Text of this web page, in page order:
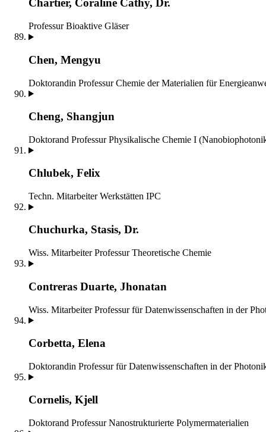
Chartier, Coraline Cathy, Dr.
Professur Bioaktive Gläser
Chen, Mengyu
Doktorandin Professur Chemie der Materialien für
Cheng, Shangjun
Doktorand Professur Physikalische Chemie I
Chlubek, Felix
Techn. Mitarbeiter Werkstätten IPC
Chuchurka, Stasis, Dr.
Wiss. Mitarbeiter Professur Theoretische Chemie
Contreras Duarte, Jhonatan
Wiss. Mitarbeiter Professur für Datenwissenschaften in der
Corbetta, Elena
Doktorandin Professur für Datenwissenschaften in der
Cornelis, Kjell
Doktorand Professur Nanostrukturierte Polymermaterialien